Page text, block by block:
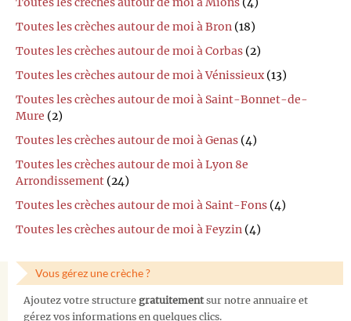
Toutes les crèches autour de moi à Bron (18)
Toutes les crèches autour de moi à Corbas (2)
Toutes les crèches autour de moi à Vénissieux(13)
Toutes les crèches autour de moi à Saint-Bonnet-de-
Mure (2)
Toutes les crèches autour de moi à Genas (4)
Toutes les crèches autour de moi à Lyon 8e
Arrondissement (24)
Toutes les crèches autour de moi à Saint-Fons (4)
Toutes les crèches autour de moi à Feyzin (4)
Vous gérez une crèche ?
Ajoutez votre structure gratuitementsur notre annuaire et
gérez vos informations en quelques clics.